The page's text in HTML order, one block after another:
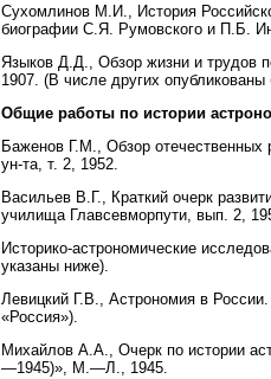
Сухомлинов М.И., История
биографии С.Я. Румовского и П.Б.
Языков Д.Д., Обзор жизни и трудов
1907. (В числе других
Общие работы по истории
Баженов Г.М., Обзор отечественных
ун-та, т. 2, 1952.
Васильев В.Г., Краткий очерк
училища Главсевморпути, вып. 2,
Историко-астрономические
указаны ниже).
Левицкий Г.В., Астрономия в
«Россия»).
Михайлов А.А., Очерк по истории
—1945)», М.—Л., 1945.